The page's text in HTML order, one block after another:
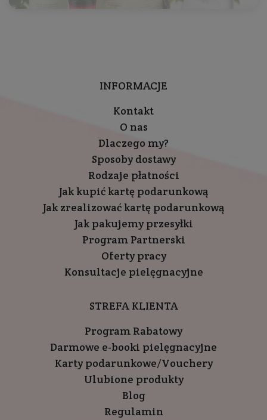
INFORMACJE
Kontakt
O nas
Dlaczego my?
Sposoby dostawy
Rodzaje płatności
Jak kupić kartę podarunkową
Jak zrealizować kartę podarunkową
Jak pakujemy przesyłki
Program Partnerski
Oferty pracy
Konsultacje pielęgnacyjne
STREFA KLIENTA
Program Rabatowy
Darmowe e-booki pielęgnacyjne
Karty podarunkowe/Vouchery
Ulubione produkty
Blog
Regulamin